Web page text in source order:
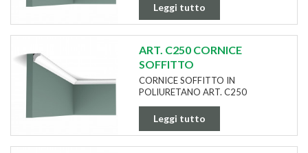
Leggi tutto
ART. C250 CORNICE
SOFFITTO
CORNICE SOFFITTO IN
POLIURETANO ART. C250
Leggi tutto